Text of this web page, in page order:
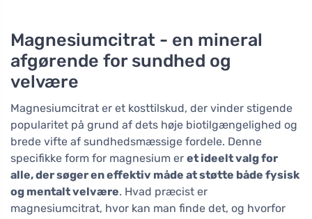
Magnesiumcitrat - en mineral
afgørende for sundhed og
velvære
Magnesiumcitrat er et kosttilskud, der vinder stigende
popularitet på grund af dets høje biotilgængelighed og
brede vifte af sundhedsmæssige fordele. Denne
specifikke form for magnesium er et ideelt valg for
alle, der søger en effektiv måde at støtte både fysisk
og mentalt velvære. Hvad præcist er
magnesiumcitrat, hvor kan man finde det, og hvorfor